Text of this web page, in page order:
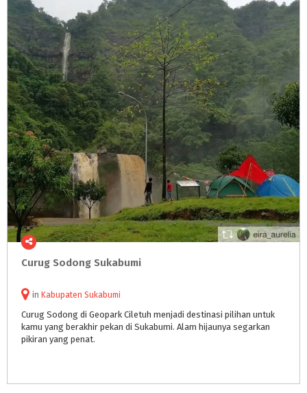
Curug Sodong Sukabumi
in Kabupaten Sukabumi
Curug Sodong di Geopark Ciletuh menjadi destinasi pilihan untuk
kamu yang berakhir pekan di Sukabumi. Alam hijaunya segarkan
pikiran yang penat.